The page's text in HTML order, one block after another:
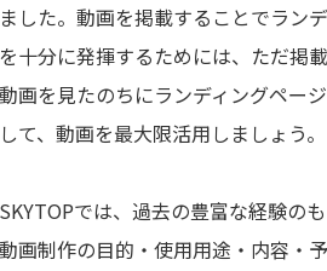
ました。動画を掲載することでラン
を十分に発揮するためには、ただ掲
動画を見たのちにランディングペー
して、動画を最大限活用しましょう。
SKYTOPでは、過去の豊富な経験の
動画制作の目的・使用用途・内容・